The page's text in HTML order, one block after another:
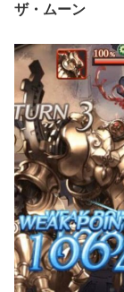
ザ・ムーン